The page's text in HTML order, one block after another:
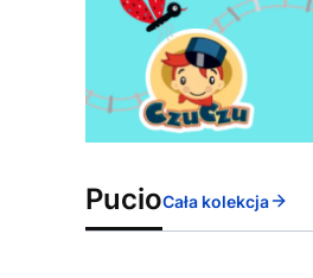
PucioCała kolekcja